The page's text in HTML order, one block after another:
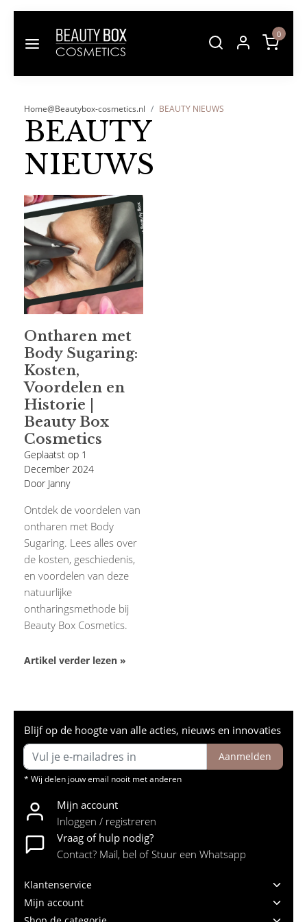
0
Home@Beautybox-cosmetics.nl BEAUTY NIEUWS
BEAUTY
NIEUWS
Ontharen met
Body Sugaring:
Kosten,
Voordelen en
Historie |
Beauty Box
Cosmetics
Geplaatst op 1
December 2024
Door Janny
Ontdek de voordelen van
ontharen met Body
Sugaring. Lees alles over
de kosten, geschiedenis,
en voordelen van deze
natuurlijke
ontharingsmethode bij
Beauty Box Cosmetics.
Artikel verder lezen »
Blijf op de hoogte van alle acties, nieuws en innovaties
Aanmelden
* Wij delen jouw email nooit met anderen
Mijn account
Inloggen / registreren
Vraag of hulp nodig?
Contact? Mail, bel of Stuur een Whatsapp
Klantenservice
Mijn account